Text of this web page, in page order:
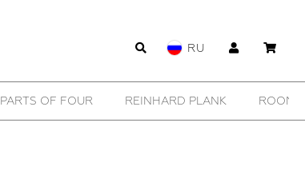
RU
PARTS OF FOUR REINHARD PLANK